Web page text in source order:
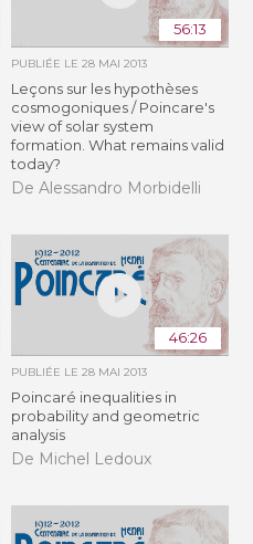
56:13
PUBLIÉE LE 28 MAI 2013
Leçons sur les hypothèses
cosmogoniques / Poincare's
view of solar system
formation. What remains valid
today?
De Alessandro Morbidelli
46:26
PUBLIÉE LE 28 MAI 2013
Poincaré inequalities in
probability and geometric
analysis
De Michel Ledoux